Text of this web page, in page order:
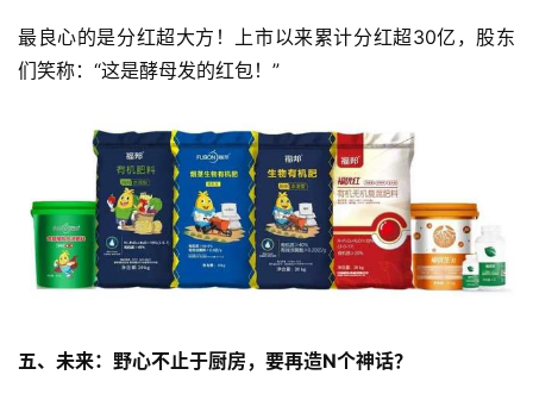
最良心的是分红超大方！上市以来累计分红超30亿，股东
们笑称：“这是酵母发的红包！”
五、未来：野心不止于厨房，要再造N个神话？